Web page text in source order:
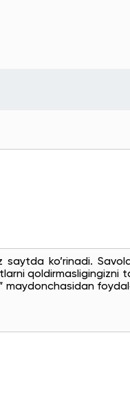
saytda ko’rinadi.
qoldirmasligingizni
maydonchasidan